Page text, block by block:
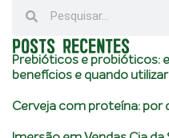
POSTS RECENTES
Prebióticos e probióticos:
benefícios e quando utilizar
Cerveja com proteína: por